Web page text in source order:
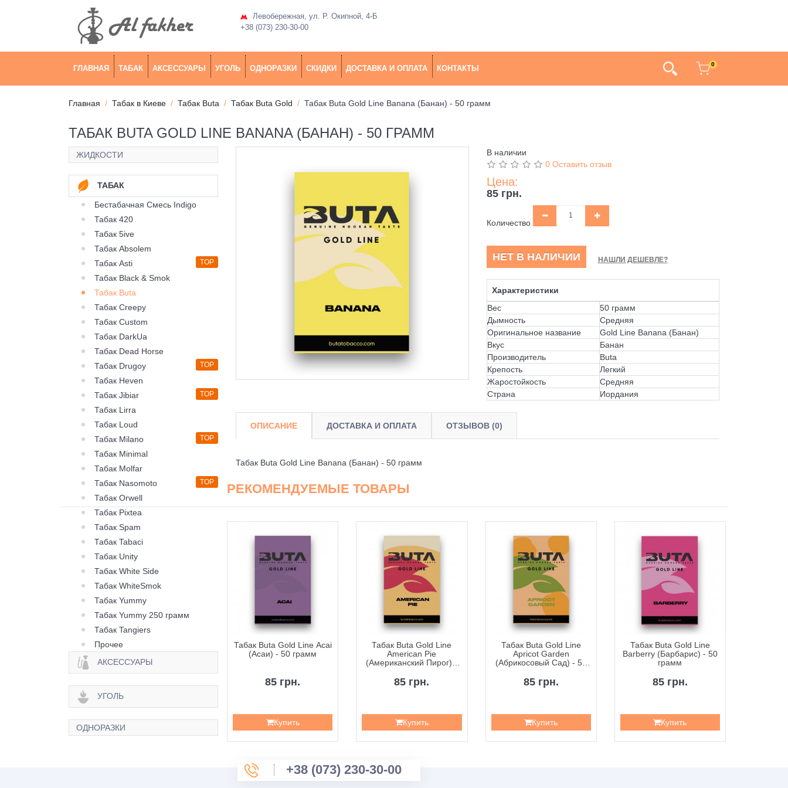
Левобережная, ул. Р. Окипной, 4-Б
+38 (073) 230-30-00
ГЛАВНАЯ ТАБАК АКСЕССУАРЫ УГОЛЬ ОДНОРАЗКИ СКИДКИ ДОСТАВКА И ОПЛАТА КОНТАКТЫ 0
Главная Табак в Киеве Табак Buta Табак Buta Gold Табак Buta Gold Line Banana (Банан) - 50 грамм
ТАБАК BUTA GOLD LINE BANANA (БАНАН) - 50 ГРАММ
ЖИДКОСТИ
ТАБАК
Бестабачная Смесь Indigo
Табак 420
Табак 5ive
Табак Absolem
Табак Asti
TOP
Табак Black & Smok
Табак Buta
Табак Creepy
Табак Custom
Табак DarkUa
Табак Dead Horse
Табак Drugoy
TOP
Табак Heven
Табак Jibiar
TOP
Табак Lirra
Табак Loud
Табак Milano
TOP
Табак Minimal
Табак Molfar
Табак Nasomoto
TOP
Табак Orwell
Табак Pixtea
Табак Spam
Табак Tabaci
Табак Unity
Табак White Side
Табак WhiteSmok
Табак Yummy
Табак Yummy 250 грамм
Табак Tangiers
Прочее
АКСЕССУАРЫ
УГОЛЬ
ОДНОРАЗКИ
В наличии
0 Оставить отзыв
Цена:
85 грн.
Количество
НЕТ В НАЛИЧИИ НАШЛИ ДЕШЕВЛЕ?
Характеристики
Вес
50 грамм
Дымность
Средняя
Оригинальное название
Gold Line Banana (Банан)
Вкус
Банан
Производитель
Buta
Крепость
Легкий
Жаростойкость
Средняя
Страна
Иордания
ОПИСАНИЕ ДОСТАВКА И ОПЛАТА ОТЗЫВОВ (0)
Табак Buta Gold Line Banana (Банан) - 50 грамм
РЕКОМЕНДУЕМЫЕ ТОВАРЫ
Табак Buta Gold Line
Carabao Mango (Манго) -
50 грамм
Купить
Табак Buta Gold Line Acai
(Асаи) - 50 грамм
85 грн.
Купить
Табак Buta Gold Line
American Pie
(Американский Пирог) -
85 грн.
Купить
Табак Buta Gold Line
Apricot Garden
(Абрикосовый Сад) - 50
85 грн.
Купить
Табак Buta Gold Line
Barberry (Барбарис) - 50
грамм
85 грн.
Купить
+38 (073) 230-30-00